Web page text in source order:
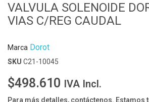
VALVULA SOLENOIDE
VIAS C/REG CAUDAL
Marca Dorot
SKU C21-10045
$498.610 IVA Incl.
Para más detalles, contáctenos. Estamos